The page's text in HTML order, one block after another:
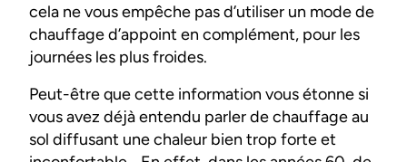
cela ne vous empêche pas d’utiliser un mode de
chauffage d’appoint en complément, pour les
journées les plus froides.
Peut-être que cette information vous étonne si
vous avez déjà entendu parler de chauffage au
sol diffusant une chaleur bien trop forte et